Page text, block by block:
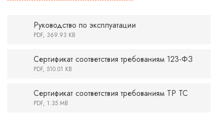
Руководство по эксплуатации
PDF, 369.93 KB
Сертификат соответствия требованиям 123-ФЗ
PDF, 510.01 KB
Сертификат соответствия требованиям ТР ТС
PDF, 1.35 MB